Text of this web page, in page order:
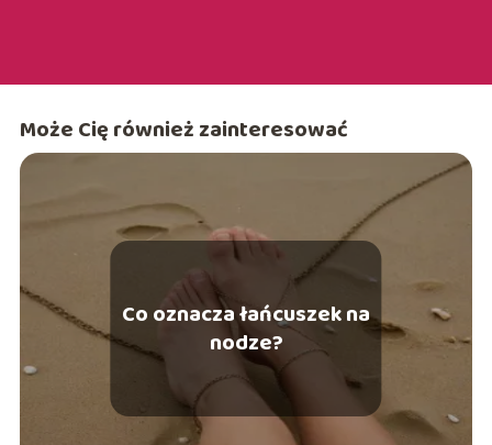
Może Cię również zainteresować
Co oznacza łańcuszek na
nodze?